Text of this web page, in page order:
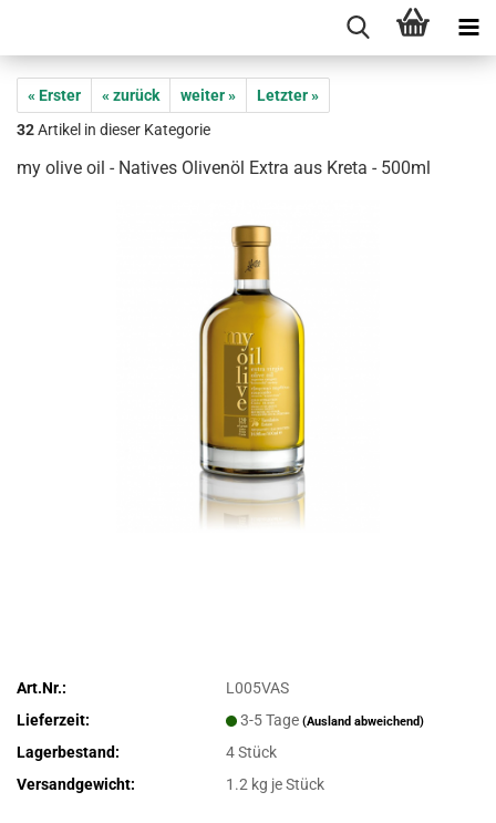
« Erster « zurück weiter »
Letzter »
32Artikel in dieser Kategorie
my olive oil - Natives Olivenöl Extra aus Kreta - 500ml
Art.Nr.:
L005VAS
Lieferzeit:
3-5 Tage(Ausland abweichend)
Lagerbestand: 4Stück
Versandgewicht:
1.2 kg je Stück